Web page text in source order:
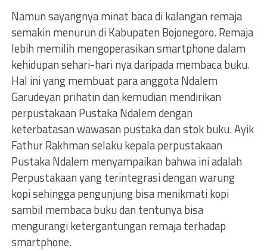
Namun sayangnya minat baca di kalangan remaja
semakin menurun di Kabupaten Bojonegoro. Remaja
lebih memilih mengoperasikan smartphone dalam
kehidupan sehari-hari nya daripada membaca buku.
Hal ini yang membuat para anggota Ndalem
Garudeyan prihatin dan kemudian mendirikan
perpustakaan Pustaka Ndalem dengan
keterbatasan wawasan pustaka dan stok buku. Ayik
Fathur Rakhman selaku kepala perpustakaan
Pustaka Ndalem menyampaikan bahwa ini adalah
Perpustakaan yang terintegrasi dengan warung
kopi sehingga pengunjung bisa menikmati kopi
sambil membaca buku dan tentunya bisa
mengurangi ketergantungan remaja terhadap
smartphone.